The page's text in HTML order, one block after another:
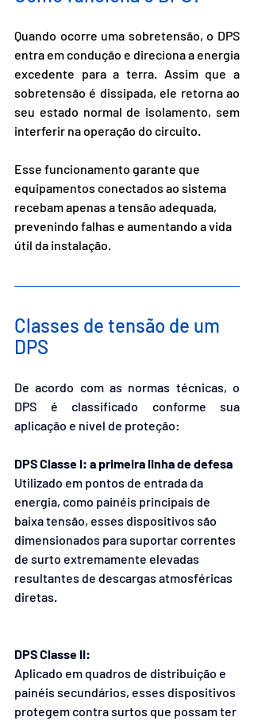
Quando ocorre uma sobretensão, o DPS
entra em condução e direciona a energia
excedente para a terra. Assim que a
sobretensão é dissipada, ele retorna ao
seu estado normal de isolamento, sem
interferir na operação do circuito.
Esse funcionamento garante que
equipamentos conectados ao sistema
recebam apenas a tensão adequada,
prevenindo falhas e aumentando a vida
útil da instalação.
Classes de tensão de um
DPS
De acordo com as normas técnicas, o
DPS é classificado conforme sua
aplicação e nível de proteção:
DPS Classe I: a primeira linha de defesa
Utilizado em pontos de entrada da
energia, como painéis principais de
baixa tensão, esses dispositivos são
dimensionados para suportar correntes
de surto extremamente elevadas
resultantes de descargas atmosféricas
diretas.
DPS Classe II:
Aplicado em quadros de distribuição e
painéis secundários, esses dispositivos
protegem contra surtos que possam ter